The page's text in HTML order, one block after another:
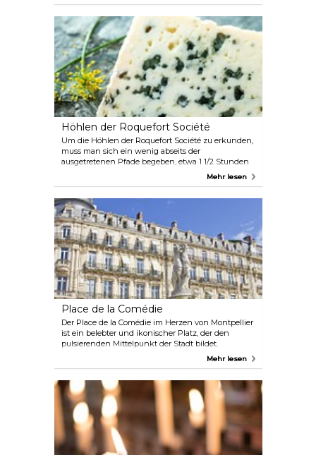
fasziniert seine Besucher mit wunderschönen
Glasmalereien, alten religiösen Gemälden und
einem angeschlossenen Garten.
Höhlen der Roquefort Société
Um die Höhlen der Roquefort Société zu erkunden,
muss man sich ein wenig abseits der
ausgetretenen Pfade begeben, etwa 1 1/2 Stunden
nordwestlich von Montpellier. Die beste Zeit, um die
ist jedoch das ganze Jahr über möglich.
Mehr lesen
Place de la Comédie
Der Place de la Comédie im Herzen von Montpellier
ist ein belebter und ikonischer Platz, der den
pulsierenden Mittelpunkt der Stadt bildet.
Aufgrund seiner ovalen Form wird er auch „Place
de l'oeuf“ (Platz des Eies) genannt. Der Platz ist von
Sehenswürdigkeiten umgeben, darunter die Opéra
Comédie und der Brunnen der drei Grazien. Der
Place de la Comédie ist ein lebhaftes Zentrum des
Geschehens und mit seinen Straßencafés,
Restaurants, Geschäften und Straßenkünstlern
sowohl für Einheimische als auch für Touristen ein
Pflichtbesuch.
Mehr lesen